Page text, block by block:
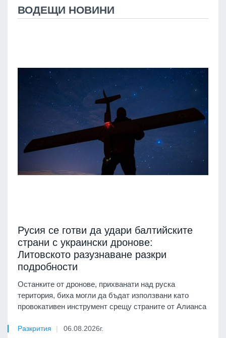
ВОДЕЩИ НОВИНИ
Русия се готви да удари балтийските
страни с украински дронове:
Литовското разузнаване разкри
подробности
Останките от дронове, прихванати над руска
територия, биха могли да бъдат използвани като
провокативен инструмент срещу страните от Алианса
Разкрития 06.08.2026г.